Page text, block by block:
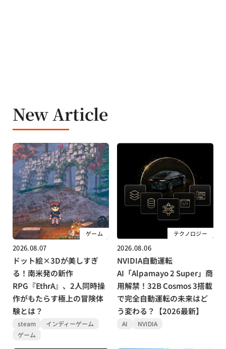
New Article
ゲーム
2026.08.07
ドット絵×3Dが美しすぎ
る！南米発の新作
RPG『EthrA』、2人同時操
作がもたらす極上の冒険体
験とは？
steam
インディーゲーム
ゲーム
テクノロジー
2026.08.06
NVIDIA自動運転
AI「Alpamayo 2 Super」商
用解禁！32B Cosmos 3搭載
で完全自動運転の未来はど
う変わる？【2026最新】
AI NVIDIA